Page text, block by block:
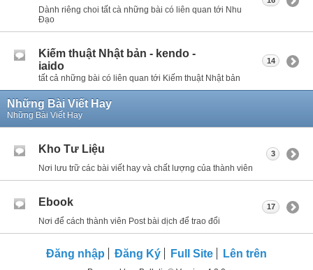
Dành riêng choi tất cà những bài có liên quan tới Nhu
Đạo
Kiếm thuật Nhật bản - kendo -
iaido
tất cả những bài có liên quan tới Kiếm thuật Nhật bản
14
Những Bài Viết Hay
Những Bài Viết Hay
Kho Tư Liệu
Nơi lưu trữ các bài viết hay và chất lượng của thành viên
3
Ebook
Nơi để cách thành viên Post bài dịch để trao đổi
17
Đăng nhập Đăng Ký Full Site Lên trên